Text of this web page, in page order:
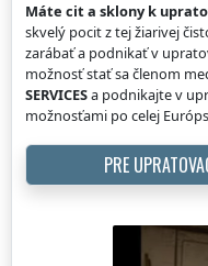
Máte cit a sklony k
skvelý pocit z tej žiarivej
zarábať a podnikať v
možnosť stať sa členom
SERVICESa podnikajte v
možnosťami po celej
PRE